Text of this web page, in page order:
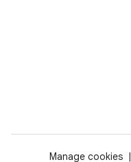
Manage cookies